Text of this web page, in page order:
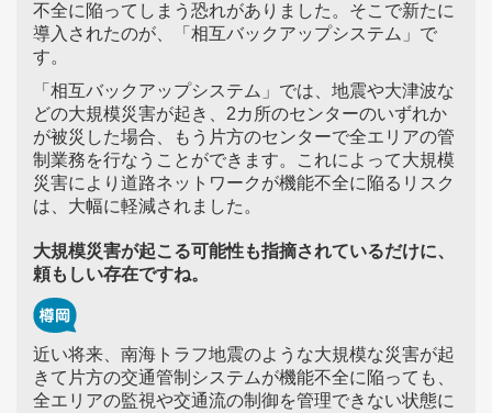
不全に陥ってしまう恐れがありました。そこで新たに
導入されたのが、「相互バックアップシステム」で
す。
「相互バックアップシステム」では、地震や大津波な
どの大規模災害が起き、2カ所のセンターのいずれか
が被災した場合、もう片方のセンターで全エリアの管
制業務を行なうことができます。これによって大規模
災害により道路ネットワークが機能不全に陥るリスク
は、大幅に軽減されました。
大規模災害が起こる可能性も指摘されているだけに、
頼もしい存在ですね。
近い将来、南海トラフ地震のような大規模な災害が起
きて片方の交通管制システムが機能不全に陥っても、
全エリアの監視や交通流の制御を管理できない状態に